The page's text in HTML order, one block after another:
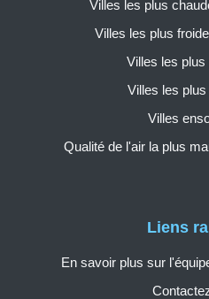
Liens
En savoir plus sur
Villes les plus
Villes les plus
Villes les plus
Villes les
Villes
Qualité de l'air la plus